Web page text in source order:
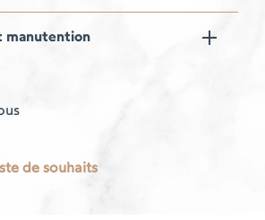
manutention
de souhaits